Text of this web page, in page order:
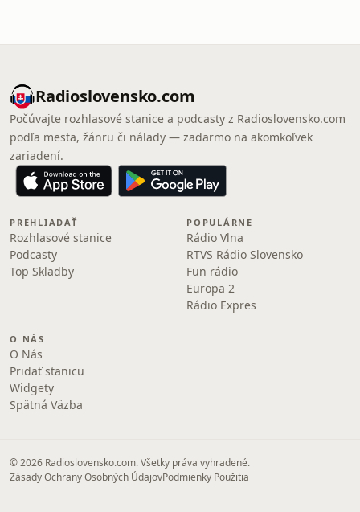
Radioslovensko.com
Počúvajte rozhlasové stanice a podcasty z Radioslovensko.com
podľa mesta, žánru či nálady — zadarmo na akomkoľvek
zariadení.
PREHLIADAŤ
Rozhlasové stanice
Podcasty
Top Skladby
POPULÁRNE
Rádio Vlna
RTVS Rádio Slovensko
Fun rádio
Europa 2
Rádio Expres
O NÁS
O Nás
Pridať stanicu
Widgety
Spätná Väzba
© 2026 Radioslovensko.com. Všetky práva vyhradené.
Zásady Ochrany Osobných ÚdajovPodmienky Použitia